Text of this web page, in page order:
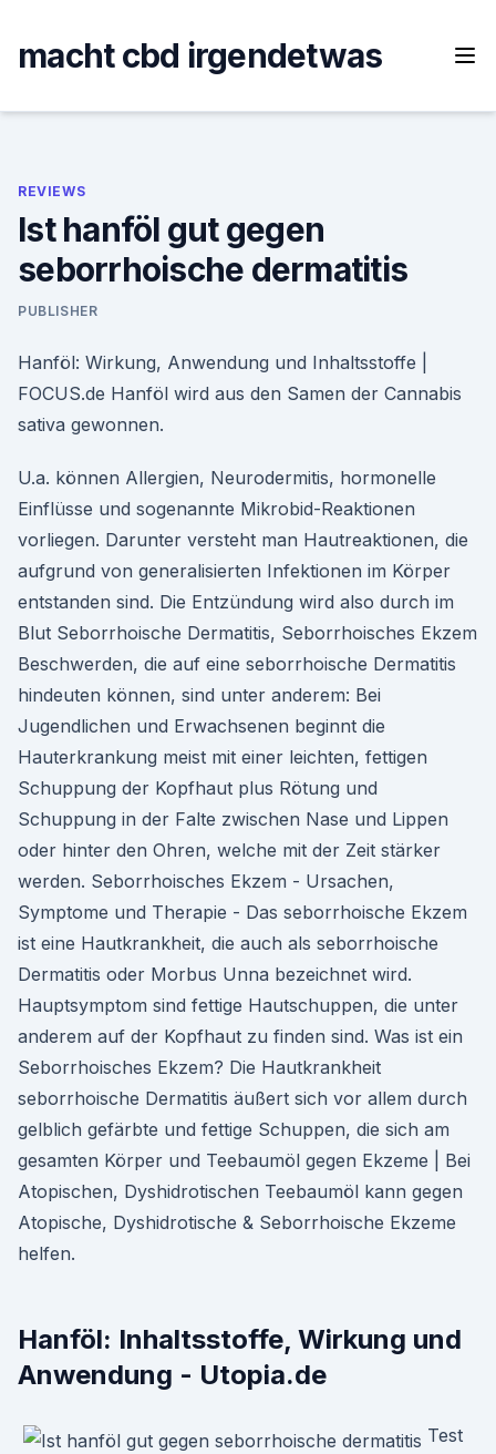
content
macht cbd irgendetwas
REVIEWS
Ist hanföl gut gegen
seborrhoische dermatitis
PUBLISHER
Hanföl: Wirkung, Anwendung und Inhaltsstoffe |
FOCUS.de Hanföl wird aus den Samen der Cannabis
sativa gewonnen.
U.a. können Allergien, Neurodermitis, hormonelle
Einflüsse und sogenannte Mikrobid-Reaktionen
vorliegen. Darunter versteht man Hautreaktionen, die
aufgrund von generalisierten Infektionen im Körper
entstanden sind. Die Entzündung wird also durch im
Blut Seborrhoische Dermatitis, Seborrhoisches Ekzem
Beschwerden, die auf eine seborrhoische Dermatitis
hindeuten können, sind unter anderem: Bei
Jugendlichen und Erwachsenen beginnt die
Hauterkrankung meist mit einer leichten, fettigen
Schuppung der Kopfhaut plus Rötung und
Schuppung in der Falte zwischen Nase und Lippen
oder hinter den Ohren, welche mit der Zeit stärker
werden. Seborrhoisches Ekzem - Ursachen,
Symptome und Therapie - Das seborrhoische Ekzem
ist eine Hautkrankheit, die auch als seborrhoische
Dermatitis oder Morbus Unna bezeichnet wird.
Hauptsymptom sind fettige Hautschuppen, die unter
anderem auf der Kopfhaut zu finden sind. Was ist ein
Seborrhoisches Ekzem? Die Hautkrankheit
seborrhoische Dermatitis äußert sich vor allem durch
gelblich gefärbte und fettige Schuppen, die sich am
gesamten Körper und Teebaumöl gegen Ekzeme | Bei
Atopischen, Dyshidrotischen Teebaumöl kann gegen
Atopische, Dyshidrotische & Seborrhoische Ekzeme
helfen.
Hanföl: Inhaltsstoffe, Wirkung und
Anwendung - Utopia.de
Test